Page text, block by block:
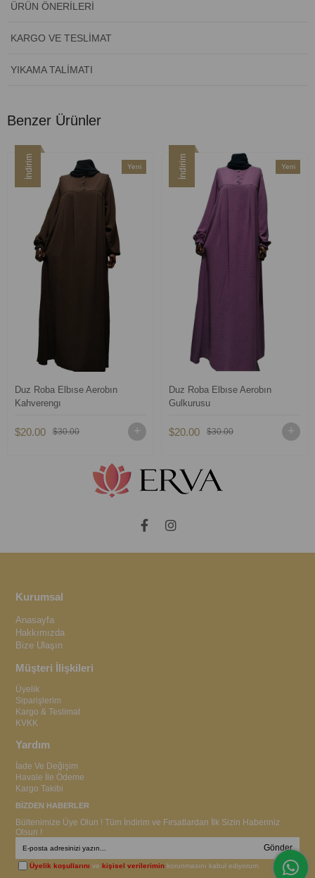
ÜRÜN ÖNERILERI
KARGO VE TESLIMAT
YIKAMA TALIMATI
Benzer Ürünler
Duz Roba Elbıse Aerobın
Kahverengı
$20.00 $30.00
İndirim
Yeni
Duz Roba Elbıse Aerobın
Gulkurusu
$20.00 $30.00
İndirim
Yeni
Kurumsal
Anasayfa
Hakkımızda
Bize Ulaşın
Müşteri İlişkileri
Üyelik
Siparişlerim
Kargo & Teslimat
KVKK
Yardım
İade Ve Değişim
Havale İle Ödeme
Kargo Takibi
BİZDEN HABERLER
Bültenimize Üye Olun ! Tüm İndirim ve Fırsatlardan İlk Sizin Haberiniz
Olsun !
Gönder
Üyelik koşullarını vekişisel verilerimin korunmasını kabul ediyorum.